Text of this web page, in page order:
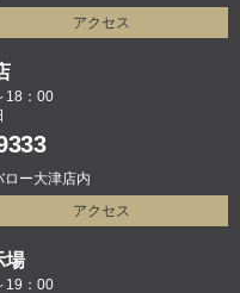
アクセス
18：00
ー大津店内
アクセス
場
19：00